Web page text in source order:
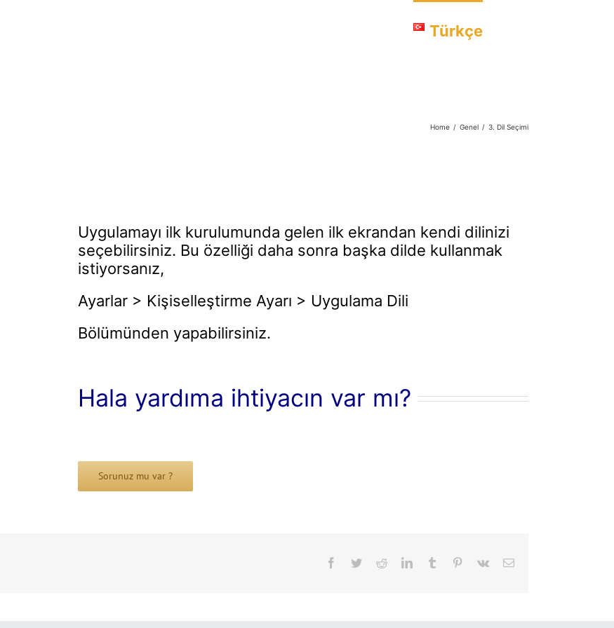
Türkçe
Home / Genel / 3. Dil Seçimi
Uygulamayı ilk kurulumunda gelen ilk ekrandan kendi dilinizi
seçebilirsiniz. Bu özelliği daha sonra başka dilde kullanmak
istiyorsanız,
Ayarlar > Kişiselleştirme Ayarı > Uygulama Dili
Bölümünden yapabilirsiniz.
Hala yardıma ihtiyacın var mı?
Sorunuz mu var ?
Facebook
TwitterRedditLinkedInTumblr Pinterest
Vk Email